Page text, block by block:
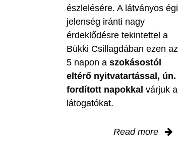
észlelésére. A látványos égi
jelenség iránti nagy
érdeklődésre tekintettel a
Bükki Csillagdában ezen az
5 napon a szokásostól
eltérő nyitvatartással, ún.
fordított napokkal várjuk a
látogatókat.
Read more